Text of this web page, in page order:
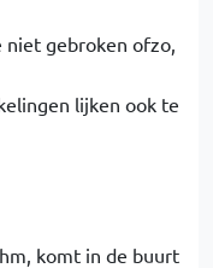
niet gebroken ofzo,
lijken ook te
komt in de buurt